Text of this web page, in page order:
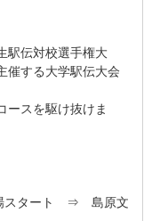
伝対校選手権大
催する大学駅伝大会
スを駆け抜けま
場スタート ⇒ 島原文